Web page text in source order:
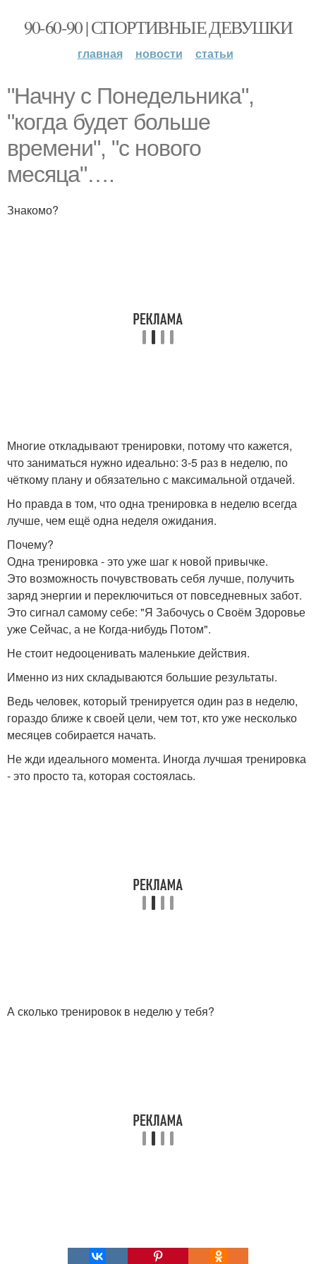
90-60-90 | СПОРТИВНЫЕ ДЕВУШКИ
главная новости статьи
"Начну с Понедельника",
"когда будет больше
времени", "с нового
месяца"….
Знакомо?
Многие откладывают тренировки, потому что кажется,
что заниматься нужно идеально: 3-5 раз в неделю, по
чёткому плану и обязательно с максимальной отдачей.
Но правда в том, что одна тренировка в неделю всегда
лучше, чем ещё одна неделя ожидания.
Почему?
Одна тренировка - это уже шаг к новой привычке.
Это возможность почувствовать себя лучше, получить
заряд энергии и переключиться от повседневных забот.
Это сигнал самому себе: "Я Забочусь о Своём Здоровье
уже Сейчас, а не Когда-нибудь Потом".
Не стоит недооценивать маленькие действия.
Именно из них складываются большие результаты.
Ведь человек, который тренируется один раз в неделю,
гораздо ближе к своей цели, чем тот, кто уже несколько
месяцев собирается начать.
Не жди идеального момента. Иногда лучшая тренировка
- это просто та, которая состоялась.
А сколько тренировок в неделю у тебя?